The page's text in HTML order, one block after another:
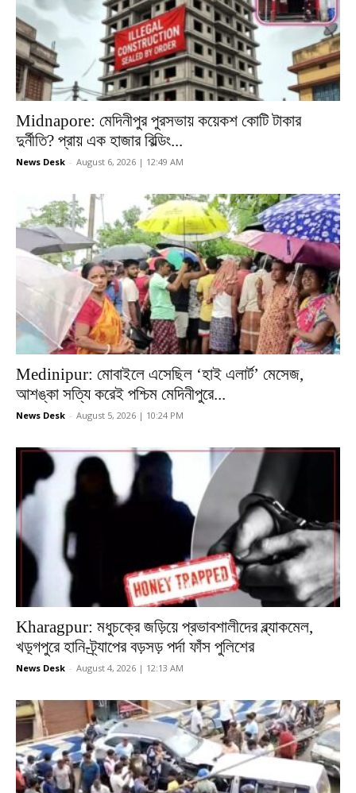
Midnapore: মেদিনীপুর পুরসভায় কয়েকশ কোটি টাকার
দুর্নীতি? প্রায় এক হাজার বিল্ডিং...
News Desk - August 6, 2026 | 12:49 AM
Medinipur: মোবাইলে এসেছিল ‘হাই এলার্ট’ মেসেজ,
আশঙ্কা সত্যি করেই পশ্চিম মেদিনীপুরে...
News Desk - August 5, 2026 | 10:24 PM
Kharagpur: মধুচক্রে জড়িয়ে প্রভাবশালীদের ব্ল্যাকমেল,
খড়্গপুরে হানি-ট্র্যাপের বড়সড় পর্দা ফাঁস পুলিশের
News Desk - August 4, 2026 | 12:13 AM